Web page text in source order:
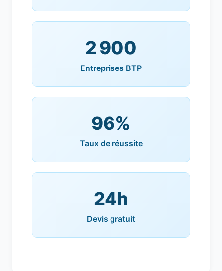
2 900
Entreprises BTP
96%
Taux de réussite
24h
Devis gratuit